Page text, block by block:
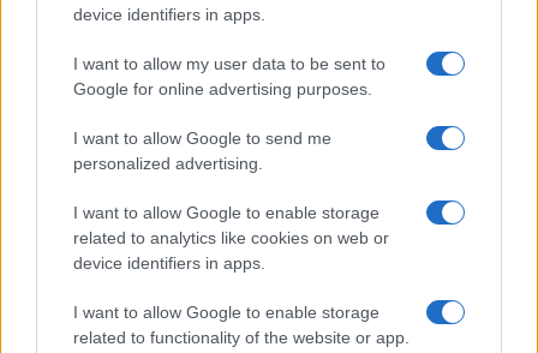
device identifiers in apps.
I want to allow my user data to be sent to
Google for online advertising purposes.
I want to allow Google to send me
personalized advertising.
I want to allow Google to enable storage
related to analytics like cookies on web or
device identifiers in apps.
I want to allow Google to enable storage
related to functionality of the website or app.